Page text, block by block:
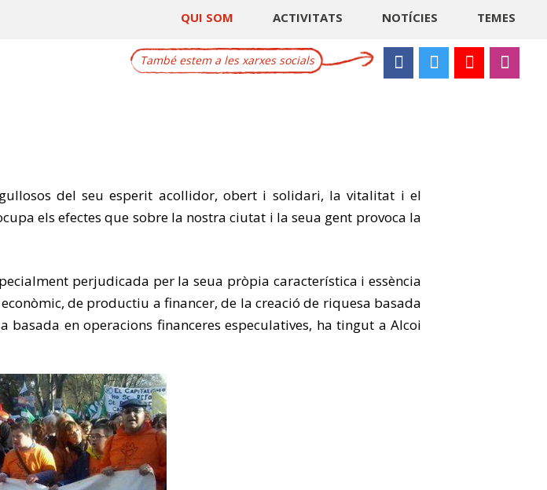
QUI SOM ACTIVITATS NOTÍCIES TEMES
També estem a les xarxes socials
del seu esperit acollidor, obert i solidari, la vitalitat i el
els efectes que sobre la nostra ciutat i la seua gent provoca la
perjudicada per la seua pròpia característica i essència
de productiu a financer, de la creació de riquesa basada
en operacions financeres especulatives, ha tingut a Alcoi